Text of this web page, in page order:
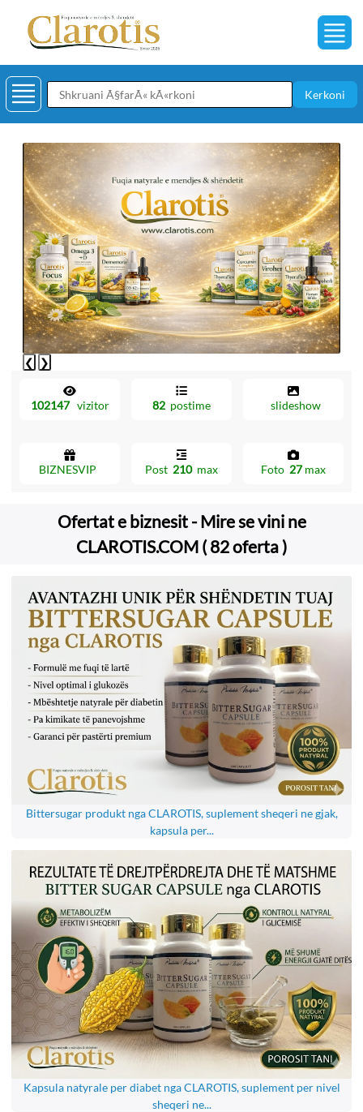
Kerkoni
❮ ❯
102147vizitor 82 postime slideshow
BIZNESVIP Post 210max Foto 27max
Ofertat e biznesit - Mire se vini ne
CLAROTIS.COM ( 82 oferta )
Bittersugar produkt nga CLAROTIS, suplement sheqeri ne gjak,
kapsula per...
Kapsula natyrale per diabet nga CLAROTIS, suplement per nivel
sheqeri ne...